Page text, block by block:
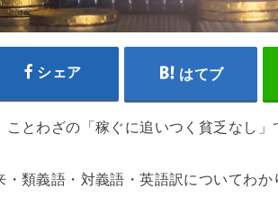
シェア はてブ
とわざの「稼ぐに追いつく貧乏なし」
類義語・対義語・英語訳についてわか